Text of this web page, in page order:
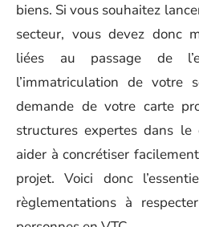
biens. Si vous souhaitez
secteur, vous devez donc
liées au passage de
l’immatriculation de votre
demande de votre carte
structures expertes dans le
aider à concrétiser
projet. Voici donc
règlementations à